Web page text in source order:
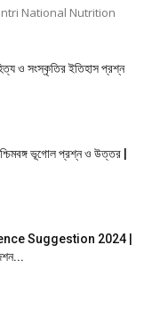
Mantri National Nutrition
ও সংস্কৃতির ইতিহাস প্রশ্ন
ভূগোল প্রশ্ন ও উত্তর |
Suggestion 2024 |